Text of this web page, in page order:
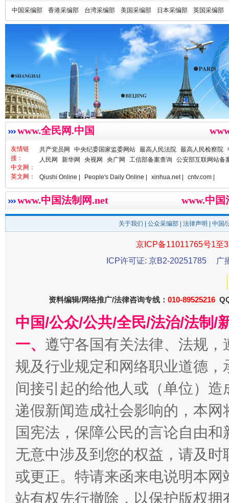
一枚“钉子”竟然扎入要害部门
“
衣柜里的秘密 高速路
春天里的科技盛宴
中国采编部 香港采编部 台湾采编部 美国采编部 日本采编部 英国采编部
www.全民网.中国
友情链
接：
中文网：
共产党员网 中央纪委国家监委网站 最高人民法院 最高人民检察院
人民网
新华网 央视网 央广网 工信部备案查询 公安部互联网站备
英文网： Qiushi Online | People's Daily Online | xinhua.net | cntv.com |
www.中国法制网.net www.中
关于我们 公众采编部 法律声明 | 中国
京ICP备11011765号1至
ICP许可证: 京B2-20251785
广
资料编辑/网络推广/法律咨询专线： 010-89525216
中国/公众/公共/全民/法治/法制/
一、 遵守各国有关法律、法规
规及行业规定和网络职业道德
间接引起的给他人或（单位）
递假新闻造成社会影响的，本
国宪法，保障公民的言论自由
无意中涉及到您的权益，请及
或更正。特请来函来电说明本
站有权先行撤除，以保护版权